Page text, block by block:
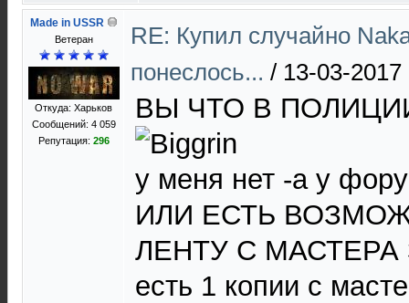
Made in USSR
Ветеран
Откуда: Харьков
Сообщений: 4 059
Репутация: 296
RE: Купил случайно
понеслось... / 13-03-2017
ВЫ ЧТО В ПОЛИЦИИ
у меня нет -а у
ИЛИ ЕСТЬ
ЛЕНТУ С
есть 1 копии с